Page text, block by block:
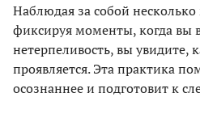
Наблюдая за собой
фиксируя моменты, когда вы
нетерпеливость, вы увидите,
проявляется. Эта практика
осознаннее и подготовит к